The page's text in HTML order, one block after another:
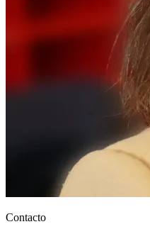
Contacto